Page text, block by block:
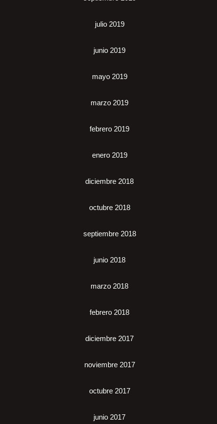
julio 2019
junio 2019
mayo 2019
marzo 2019
febrero 2019
enero 2019
diciembre 2018
octubre 2018
septiembre 2018
junio 2018
marzo 2018
febrero 2018
diciembre 2017
noviembre 2017
octubre 2017
junio 2017